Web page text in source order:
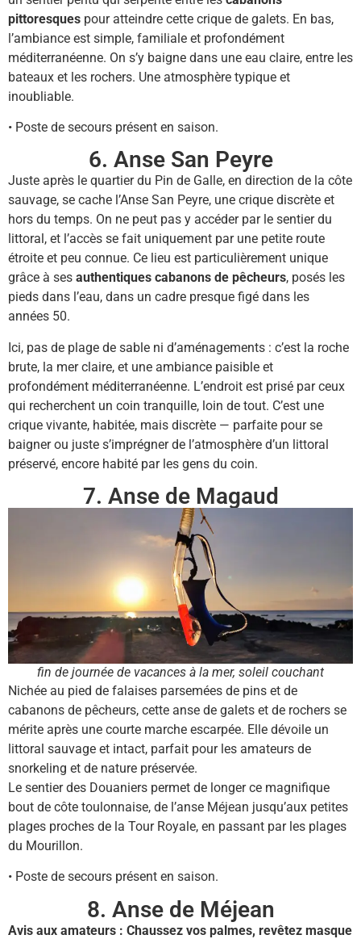
pittoresques pour atteindre cette crique de galets. En bas,
l’ambiance est simple, familiale et profondément
méditerranéenne. On s’y baigne dans une eau claire, entre les
bateaux et les rochers. Une atmosphère typique et
inoubliable.
• Poste de secours présent en saison.
6. Anse San Peyre
Juste après le quartier du Pin de Galle, en direction de la côte
sauvage, se cache l’Anse San Peyre, une crique discrète et
hors du temps. On ne peut pas y accéder par le sentier du
littoral, et l’accès se fait uniquement par une petite route
étroite et peu connue. Ce lieu est particulièrement unique
grâce à ses authentiques cabanons de pêcheurs, posés les
pieds dans l’eau, dans un cadre presque figé dans les
années 50.
Ici, pas de plage de sable ni d’aménagements : c’est la roche
brute, la mer claire, et une ambiance paisible et
profondément méditerranéenne. L’endroit est prisé par ceux
qui recherchent un coin tranquille, loin de tout. C’est une
crique vivante, habitée, mais discrète — parfaite pour se
baigner ou juste s’imprégner de l’atmosphère d’un littoral
préservé, encore habité par les gens du coin.
7. Anse de Magaud
fin de journée de vacances à la mer, soleil couchant
Nichée au pied de falaises parsemées de pins et de
cabanons de pêcheurs, cette anse de galets et de rochers se
mérite après une courte marche escarpée. Elle dévoile un
littoral sauvage et intact, parfait pour les amateurs de
snorkeling et de nature préservée.
Le sentier des Douaniers permet de longer ce magnifique
bout de côte toulonnaise, de l’anse Méjean jusqu’aux petites
plages proches de la Tour Royale, en passant par les plages
du Mourillon.
• Poste de secours présent en saison.
8. Anse de Méjean
Avis aux amateurs : Chaussez vos palmes, revêtez masque